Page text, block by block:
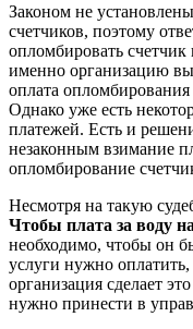
Законом не
счетчиков, поэтому
опломбировать счетчик
именно организацию
оплата опломбирования
Однако уже есть
платежей. Есть и
незаконным взимание
опломбирование
Несмотря на такую
Чтобы плата за воду
необходимо, чтобы он
услуги нужно оплатить,
организация сделает
нужно принести в